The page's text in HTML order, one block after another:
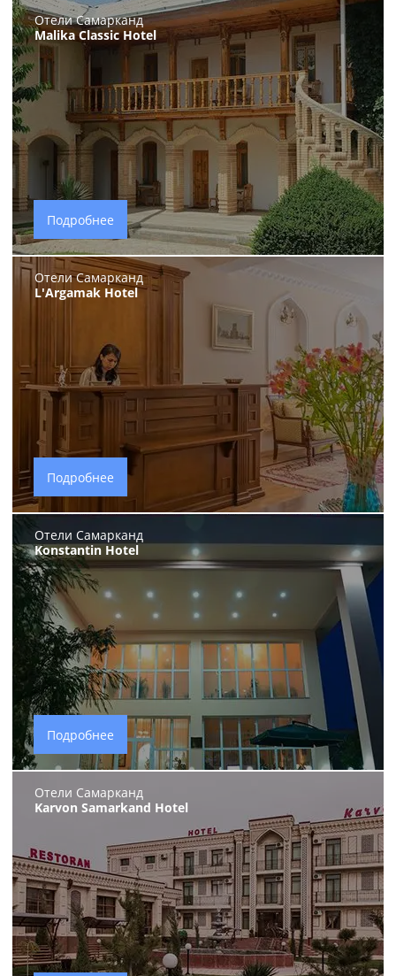
Отели Самарканд
Malika Classic Hotel
Подробнее
Отели Самарканд
L'Argamak Hotel
Подробнее
Отели Самарканд
Konstantin Hotel
Подробнее
Отели Самарканд
Karvon Samarkand Hotel